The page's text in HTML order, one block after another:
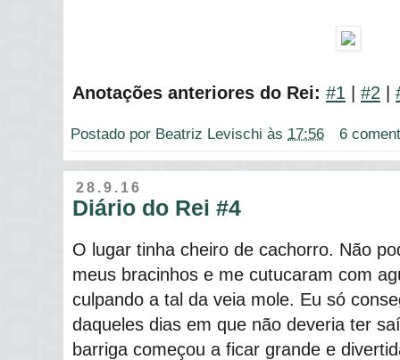
Anotações anteriores do Rei: #1 #2
Postado por Beatriz Levischi às 17:56 6
28.9.16
Diário do Rei #4
O lugar tinha cheiro de cachorro. Não
meus bracinhos e me cutucaram com
culpando a tal da veia mole. Eu só
daqueles dias em que não deveria ter
barriga começou a ficar grande e